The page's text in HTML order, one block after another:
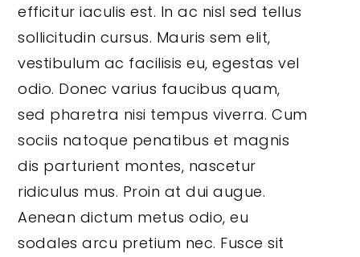
efficitur iaculis est. In ac nisl sed tellus
sollicitudin cursus. Mauris sem elit,
vestibulum ac facilisis eu, egestas vel
odio. Donec varius faucibus quam,
sed pharetra nisi tempus viverra. Cum
sociis natoque penatibus et magnis
dis parturient montes, nascetur
ridiculus mus. Proin at dui augue.
Aenean dictum metus odio, eu
sodales arcu pretium nec. Fusce sit